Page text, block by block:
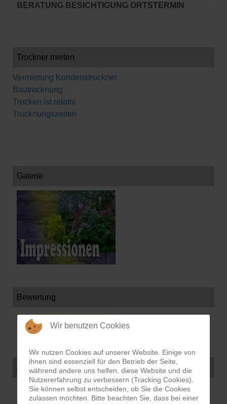
BERATUNG BESICHTIGUNG ORTSTERMIN
Trockner mieten
Vermietung Kondenstrockner
Bautrocknung
Trocken ist relativ
Trocknungszeiten
Galerie
Bewertung
Aktuelle Projekte
Wir benutzen Cookies
Wir nutzen Cookies auf unserer Website. Einige von
ihnen sind essenziell für den Betrieb der Seite,
während andere uns helfen, diese Website und die
Nutzererfahrung zu verbessern (Tracking Cookies).
Sie können selbst entscheiden, ob Sie die Cookies
zulassen möchten. Bitte beachten Sie, dass bei einer